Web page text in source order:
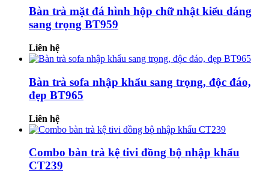
Bàn trà mặt đá hình hộp chữ nhật kiểu dáng
sang trọng BT959
Liên hệ
Bàn trà sofa nhập khẩu sang trọng, độc đáo,
đẹp BT965
Liên hệ
Combo bàn trà kệ tivi đồng bộ nhập khẩu
CT239